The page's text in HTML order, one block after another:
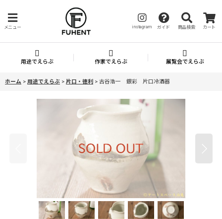
メニュー instagram ガイド 商品検索 カート
用途でえらぶ 作家でえらぶ 展覧会でえらぶ
ホーム > 用途でえらぶ > 片口・徳利 > 古谷浩一 銀彩 片口冷酒器